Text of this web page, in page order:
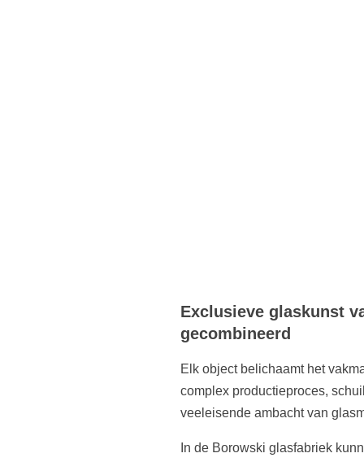
Exclusieve glaskunst
gecombineerd
Elk object belichaamt het
complex productieproces,
veeleisende ambacht van
In de Borowski glasfabriek